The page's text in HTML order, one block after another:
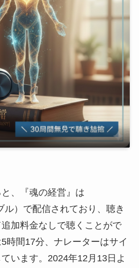
、『魂の経営』は
ル）で配信されており、聴き
加料金なしで聴くことがで
時間17分、ナレーターはサイ
います。2024年12月13日よ